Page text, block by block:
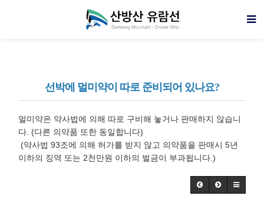
선박에 멀미약이 따로 준비되어 있나요?
멀미약은 약사법에 의해 따로 구비해 놓거나 판매하지 않습니
다. (다른 의약품 또한 동일합니다)
(약사법 93조에 의해 허가를 받지 않고 의약품을 판매시 5년
이하의 징역 또는 2천만원 이하의 벌금이 부과됩니다.)